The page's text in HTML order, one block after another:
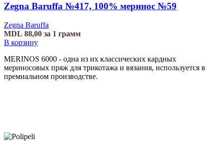
Zegna Baruffa №417, 100% меринос №59
Zegna Baruffa
MDL 88,00 за 1 грамм
В корзину
MERINOS 6000 - одна из их классических кардных
мериносовых пряж для трикотажа и вязания, используется в
премиальном производстве.